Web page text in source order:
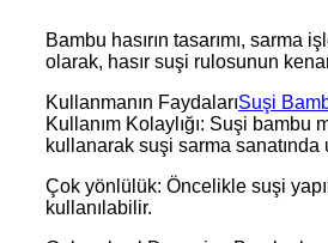
Bambu hasırın tasarımı, sarma
olarak, hasır suşi rulosunun
Kullanmanın FaydalarıSuşi
Kullanım Kolaylığı: Suşi
kullanarak suşi sarma sanatında
Çok yönlülük: Öncelikle suşi
kullanılabilir.